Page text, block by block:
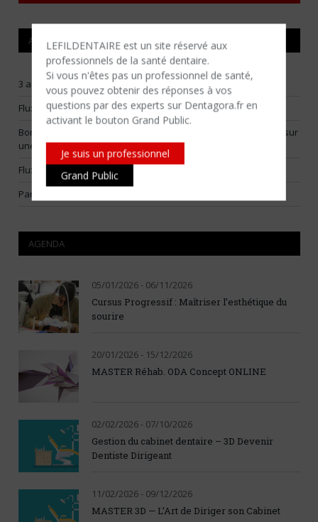
LEFILDENTAIRE est un site réservé aux
professionnels de la santé dentaire.
Si vous n'êtes​ pas un professionnel de santé,
vous pouvez obtenir des réponses à vos
questions par des experts sur Dentagora.fr en
activant le bouton Grand Public.
Je suis un professionnel
Grand Public
ARTICLES RÉCENTS
3 arbitrages pour construire un flux numérique vraiment utile
Flux numériques raisonnables : choisir ses batailles
Bone smashing : la Fédération Française d’Orthodontie alerte sur
une tendance virale dangereuse
Flux prothétique numérique : choisir les bonnes indications
Partir du problème, pas de l’outil !
AGENDA
05/01/2026 - 06/11/2026
Cursus Progressif : Maîtriser l’esthétique du
sourire
20/01/2026 - 15/12/2026
MASTER Réhab. ODA Concept ONLINE
02/02/2026 - 07/10/2026
Gestion du cabinet dentaire – 3D Devenir
Dentiste Dirigeant
11/02/2026 - 09/12/2026
MASTER 3D — L’Art de Diriger son Cabinet